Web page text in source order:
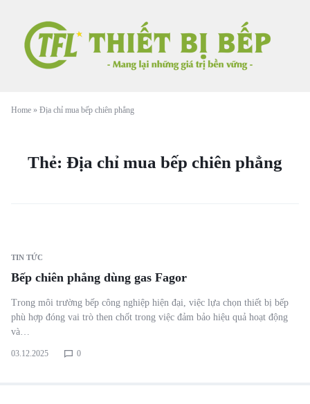
Home » Địa chỉ mua bếp chiên phẳng
Thẻ: Địa chỉ mua bếp chiên phẳng
TIN TỨC
Bếp chiên phẳng dùng gas Fagor
Trong môi trường bếp công nghiệp hiện đại, việc lựa chọn thiết bị bếp
phù hợp đóng vai trò then chốt trong việc đảm bảo hiệu quả hoạt động
và…
03.12.2025 0